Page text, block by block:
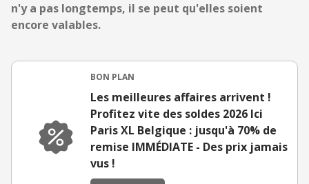
n'y a pas longtemps, il se peut qu'elles soient
encore valables.
BON PLAN
Les meilleures affaires arrivent !
Profitez vite des soldes 2026 Ici
Paris XL Belgique : jusqu'à 70% de
remise IMMÉDIATE - Des prix jamais
vus !